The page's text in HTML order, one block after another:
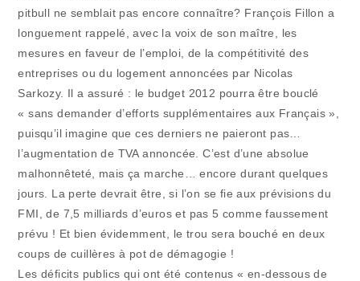
pitbull ne semblait pas encore connaître? François Fillon a
longuement rappelé, avec la voix de son maître, les
mesures en faveur de l’emploi, de la compétitivité des
entreprises ou du logement annoncées par Nicolas
Sarkozy. Il a assuré : le budget 2012 pourra être bouclé
« sans demander d’efforts supplémentaires aux Français »,
puisqu’il imagine que ces derniers ne paieront pas…
l’augmentation de TVA annoncée. C’est d’une absolue
malhonnêteté, mais ça marche… encore durant quelques
jours. La perte devrait être, si l’on se fie aux prévisions du
FMI, de 7,5 milliards d’euros et pas 5 comme faussement
prévu ! Et bien évidemment, le trou sera bouché en deux
coups de cuillères à pot de démagogie !
Les déficits publics qui ont été contenus « en-dessous de